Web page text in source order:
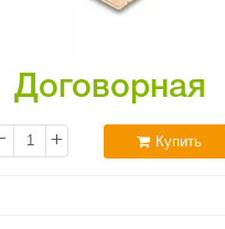
Договорная
- + Купить